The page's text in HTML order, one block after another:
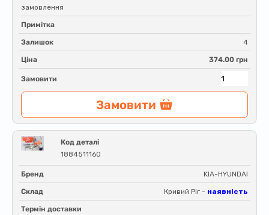
замовлення
Примітка
Залишок 4
Ціна 374.00 грн
Замовити
Замовити
Код деталі
1884511160
Бренд KIA-HYUNDAI
Склад Кривий Ріг - наявність
Термін доставки